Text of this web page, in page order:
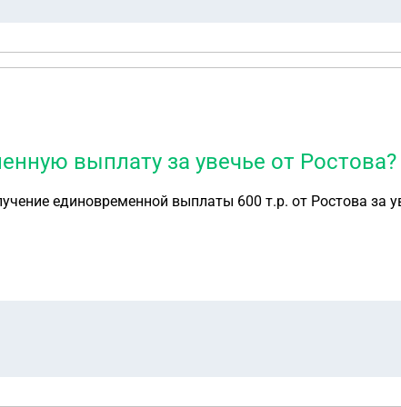
выплату за увечье от Ростова?
единовременной выплаты 600 т.р. от Ростова за